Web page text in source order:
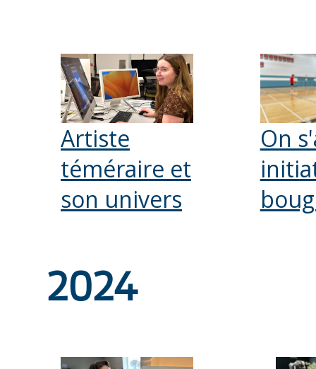
Artiste
téméraire et
son univers
On
2024